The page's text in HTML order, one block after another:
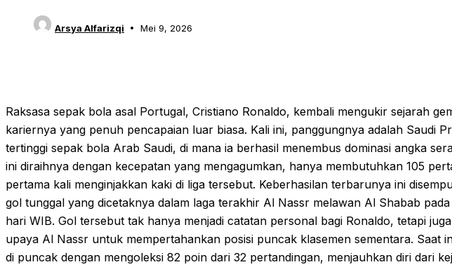
Arsya Alfarizqi Mei 9, 2026
Raksasa sepak bola asal Portugal, Cristiano Ronaldo, kembali mengukir sejarah
kariernya yang penuh pencapaian luar biasa. Kali ini, panggungnya adalah Saudi
tertinggi sepak bola Arab Saudi, di mana ia berhasil menembus dominasi angka
ini diraihnya dengan kecepatan yang mengagumkan, hanya membutuhkan 105
pertama kali menginjakkan kaki di liga tersebut. Keberhasilan terbarunya ini
gol tunggal yang dicetaknya dalam laga terakhir Al Nassr melawan Al Shabab
hari WIB. Gol tersebut tak hanya menjadi catatan personal bagi Ronaldo, tetapi
upaya Al Nassr untuk mempertahankan posisi puncak klasemen sementara. Saat
di puncak dengan mengoleksi 82 poin dari 32 pertandingan, menjauhkan diri dari